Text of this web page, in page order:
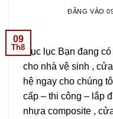
ĐĂNG VÀO
09
Th8Mục lục Bạn đang
cho nhà vệ sinh ,
hệ ngay cho chúng
cấp – thi công – lắp
nhựa composite ,